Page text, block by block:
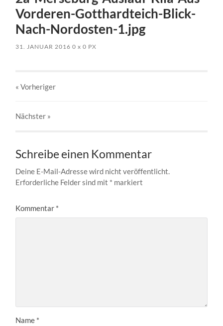
Vorderen-Gotthardteich-Blick-
Nach-Nordosten-1.jpg
31. JANUAR 2016 0x 0 PX
« Vorheriger
Nächster »
Schreibe einen Kommentar
Deine E-Mail-Adresse wird nicht veröffentlicht.
Erforderliche Felder sind mit * markiert
Kommentar *
Name *